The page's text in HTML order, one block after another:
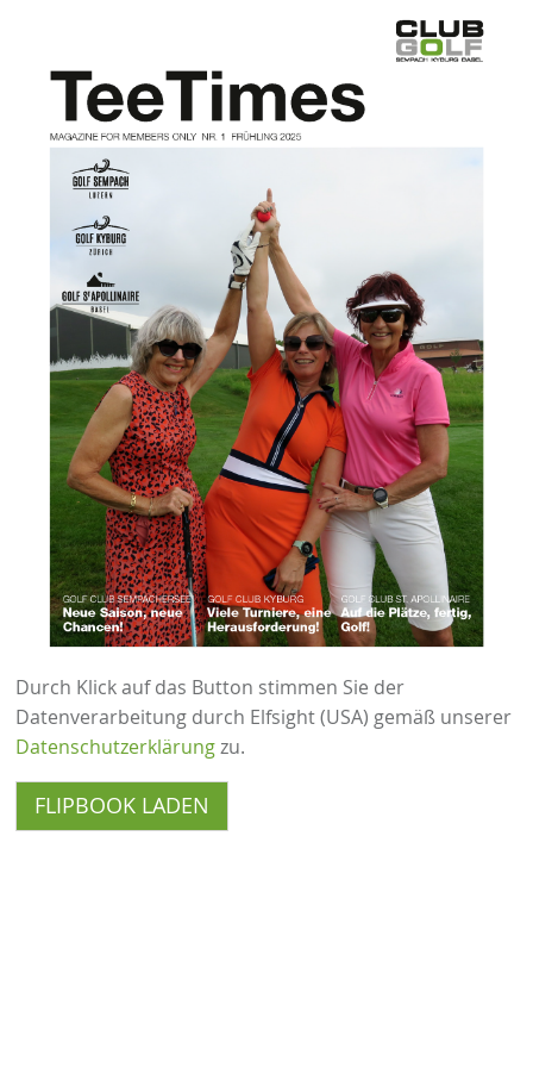
Durch Klick auf das Button stimmen Sie der
Datenverarbeitung durch Elfsight (USA) gemäß unserer
Datenschutzerklärungzu.
FLIPBOOK LADEN